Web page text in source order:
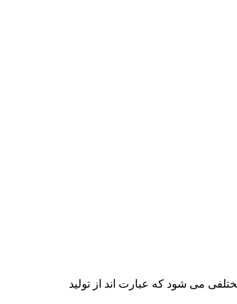
می شود که عبارت اند از تولید